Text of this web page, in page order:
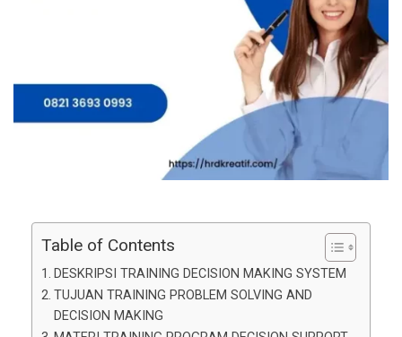
Table of Contents
DESKRIPSI TRAINING DECISION MAKING SYSTEM
TUJUAN TRAINING PROBLEM SOLVING AND
DECISION MAKING